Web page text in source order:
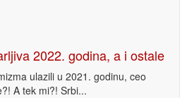
2022. godina, a i ostale
ulazili u 2021. godinu, ceo
A tek mi?! Srbi...